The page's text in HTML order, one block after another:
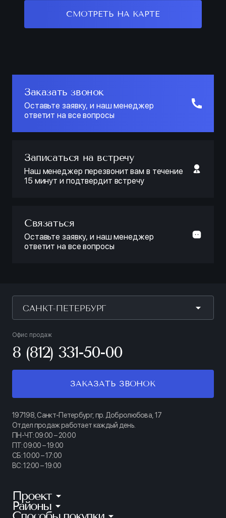
СМОТРЕТЬ НА КАРТЕ
Заказать звонок
Оставьте заявку, и наш менеджер
ответит на все вопросы
Записаться на встречу
Наш менеджер перезвонит вам в течение
15 минут и подтвердит встречу
Связаться
Оставьте заявку, и наш менеджер
ответит на все вопросы
САНКТ-ПЕТЕРБУРГ
Офис продаж
8 (812) 331-50-00
ЗАКАЗАТЬ ЗВОНОК
197198, Санкт-Петербург, пр. Добролюбова, 17
Отдел продаж работает каждый день.
ПН-ЧТ: 09:00 – 20:00
ПТ: 09:00 – 19:00
СБ: 10:00 – 17:00
ВС: 12:00 – 19:00
Проект
КИНОПАРК
Районы
Калининский